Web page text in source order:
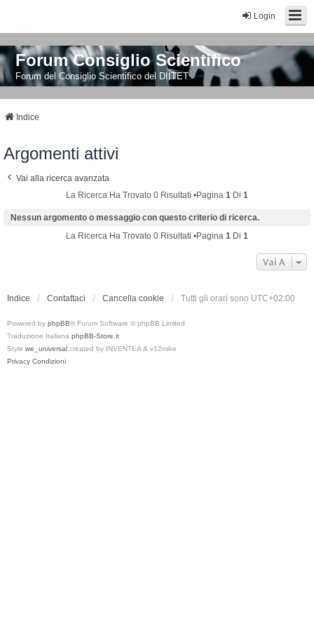
Login
Forum Consiglio Scientifico
Forum del Consiglio Scientifico del DIITET
Indice
Argomenti attivi
Vai alla ricerca avanzata
La Ricerca Ha Trovato 0 Risultati •Pagina 1 Di 1
Nessun argomento o messaggio con questo criterio di ricerca.
La Ricerca Ha Trovato 0 Risultati •Pagina 1 Di 1
Vai A
Indice Contattaci Cancella cookie Tutti gli orari sono UTC+02:00
Powered by phpBB® Forum Software © phpBB Limited
Traduzione Italiana phpBB-Store.it
Style we_universal created by INVENTEA & v12mike
Privacy Condizioni